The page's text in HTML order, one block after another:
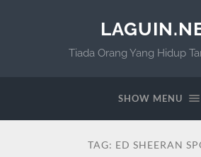
Tiada Orang Yang Hidup
SHOW MENU
TAG: ED SHEERAN